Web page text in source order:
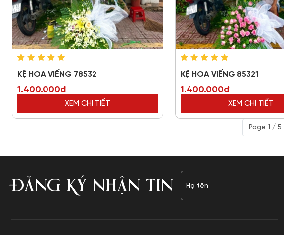
KỆ HOA VIẾNG 78532
1.400.000đ
XEM CHI TIẾT
KỆ HOA VIẾNG 85321
1.400.000đ
XEM CHI TIẾT
Page 1 / 5
ĐĂNG KÝ NHẬN TIN